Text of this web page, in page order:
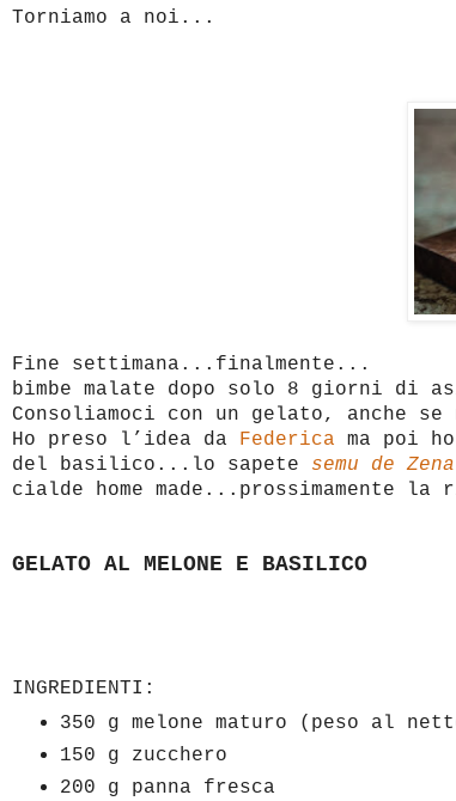
Torniamo a noi...
Fine settimana...finalmente...
bimbe malate dopo solo 8 giorni di
Consoliamoci con un gelato, anche
Ho preso l’idea da
Federica ma poi
del basilico...lo sapete semu de Zena
cialde home made...prossimamente
GELATO AL MELONE E BASILICO
INGREDIENTI:
350 g melone maturo (peso al
150 g zucchero
200 g panna fresca